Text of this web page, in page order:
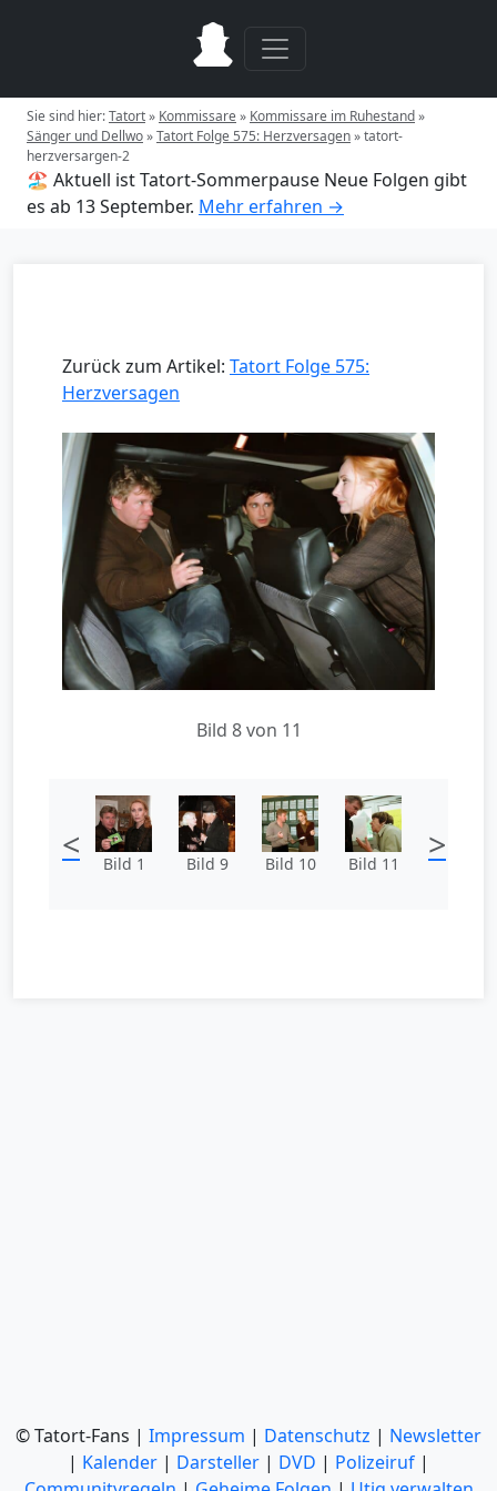
Sie sind hier:Tatort» Kommissare» Kommissare im Ruhestand»
Sänger und Dellwo»Tatort Folge 575: Herzversagen»tatort-
herzversargen-2
🏖️ Aktuell ist Tatort-Sommerpause Neue Folgen gibt
es ab 13 September. Mehr erfahren →
Zurück zum Artikel: Tatort Folge 575:
Herzversagen
Bild 8 von 11
< Bild 1 Bild 9 Bild 10 Bild 11 >
© Tatort-Fans | Impressum | Datenschutz | Newsletter
| Kalender | Darsteller | DVD | Polizeiruf |